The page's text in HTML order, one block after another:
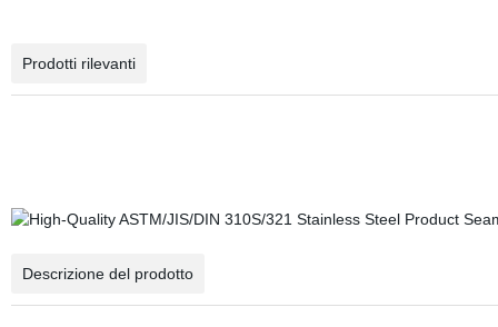
Prodotti rilevanti
Descrizione del prodotto